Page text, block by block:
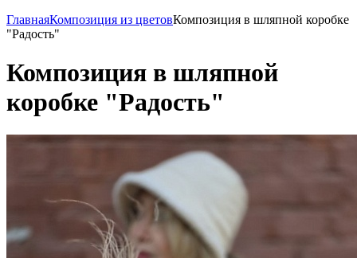
ГлавнаяКомпозиция из цветовКомпозиция в шляпной коробке
"Радость"
Композиция в шляпной
коробке "Радость"